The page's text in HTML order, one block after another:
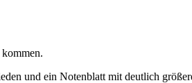
und ein Notenblatt mit deutlich